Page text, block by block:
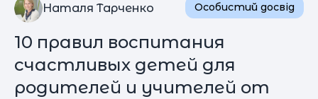
Наталя Тарченко Особистий досвід
10 правил воспитания
счастливых детей для
родителей и учителей от